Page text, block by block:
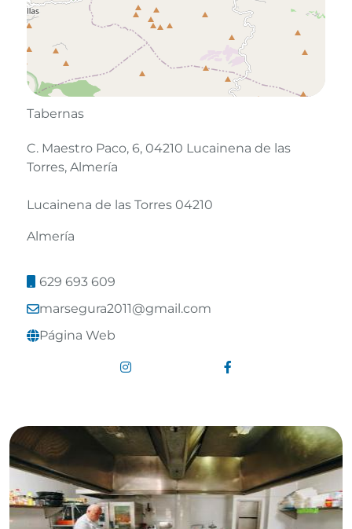
Tabernas
C. Maestro Paco, 6, 04210 Lucainena de las
Torres, Almería
Lucainena de las Torres 04210
Almería
629 693 609
marsegura2011@gmail.com
Página Web
Enlace a Instagram